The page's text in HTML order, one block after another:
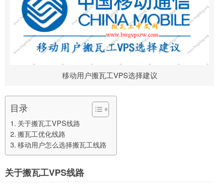
移动用户搬瓦工VPS选择建议
目录
关于搬瓦工VPS线路
搬瓦工优化线路
移动用户怎么选择搬瓦工线路
关于搬瓦工VPS线路